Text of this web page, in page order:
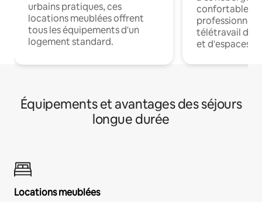
urbains pratiques, ces
locations meublées offrent
tous les équipements d'un
logement standard.
confortables
professionnels
télétravail
et d'espaces
Équipements et avantages des séjours
longue durée
Locations meublées